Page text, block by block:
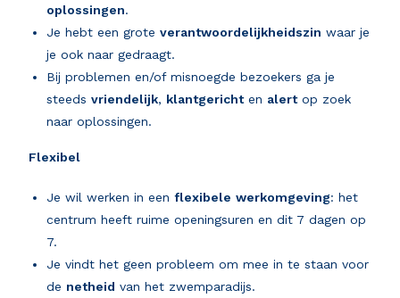
oplossingen.
Je hebt een groteverantwoordelijkheidszin waar je
je ook naar gedraagt.
Bij problemen en/of misnoegde bezoekers ga je
steedsvriendelijk, klantgerichten alertop zoek
naar oplossingen.
Flexibel
Je wil werken in eenflexibele werkomgeving: het
centrum heeft ruime openingsuren en dit 7 dagen op
7.
Je vindt het geen probleem om mee in te staan voor
de netheid van het zwemparadijs.